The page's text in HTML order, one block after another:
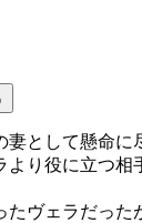
妻として懸命に
より役に立つ相
たヴェラだった